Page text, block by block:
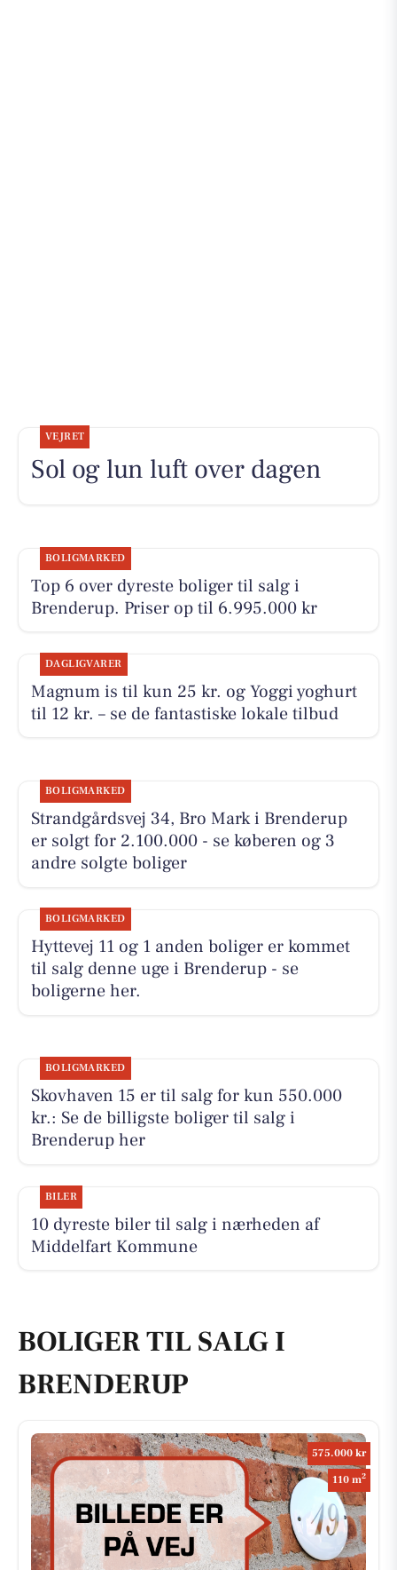
VEJRET
Sol og lun luft over dagen
BOLIGMARKED
Top 6 over dyreste boliger til salg i
Brenderup. Priser op til 6.995.000 kr
DAGLIGVARER
Magnum is til kun 25 kr. og Yoggi yoghurt
til 12 kr. – se de fantastiske lokale tilbud
BOLIGMARKED
Strandgårdsvej 34, Bro Mark i Brenderup
er solgt for 2.100.000 - se køberen og 3
andre solgte boliger
BOLIGMARKED
Hyttevej 11 og 1 anden boliger er kommet
til salg denne uge i Brenderup - se
boligerne her.
BOLIGMARKED
Skovhaven 15 er til salg for kun 550.000
kr.: Se de billigste boliger til salg i
Brenderup her
BILER
10 dyreste biler til salg i nærheden af
Middelfart Kommune
BOLIGER TIL SALG I
BRENDERUP
575.000 kr
110 m2